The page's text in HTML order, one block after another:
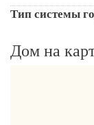
Тип системы
Дом на